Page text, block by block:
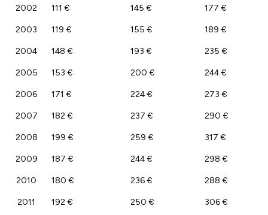
2002 111 € 145 € 177 €
2003 119 € 155 € 189 €
2004 148 € 193 € 235 €
2005 153 € 200 € 244 €
2006 171 € 224 € 273 €
2007 182 € 237 € 290 €
2008 199 € 259 € 317 €
2009 187 € 244 € 298 €
2010 180 € 236 € 288 €
2011 192 € 250 € 306 €